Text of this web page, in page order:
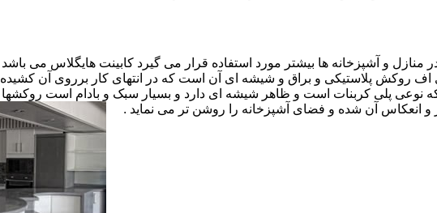
در منازل و آشپزخانه ها بیشتر مورد استفاده قرار می گیرد کابینت هایگلاس می
اف روکش پلاستیکی و براق و شیشه ای آن است که در انتهای کار برروی آن
پلی کربنات است و ظاهر شیشه ای دارد و بسیار سبک و بادام است روکشها
انعکاس آن شده و فضای آشپزخانه را روشن تر می نماید .